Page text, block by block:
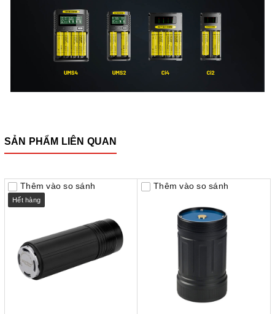
SẢN PHẨM LIÊN QUAN
Thêm vào so sánh
Hết hàng
Thêm vào so sánh